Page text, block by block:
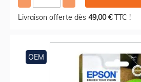
Livraison offerte dès 49,00 €TTC !
OEM